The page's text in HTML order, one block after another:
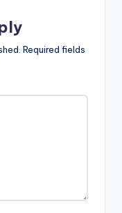
Required fields